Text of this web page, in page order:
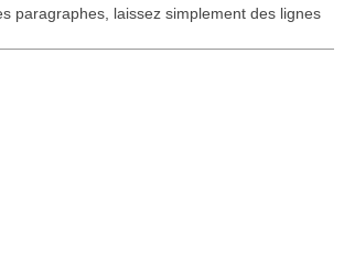
paragraphes, laissez simplement des lignes